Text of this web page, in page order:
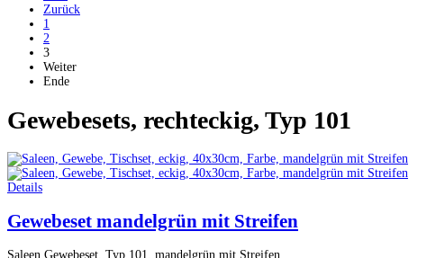
Zurück
1
2
3
Weiter
Ende
Gewebesets, rechteckig, Typ 101
Details
Gewebeset mandelgrün mit Streifen
Saleen Gewebeset, Typ 101, mandelgrün mit Streifen